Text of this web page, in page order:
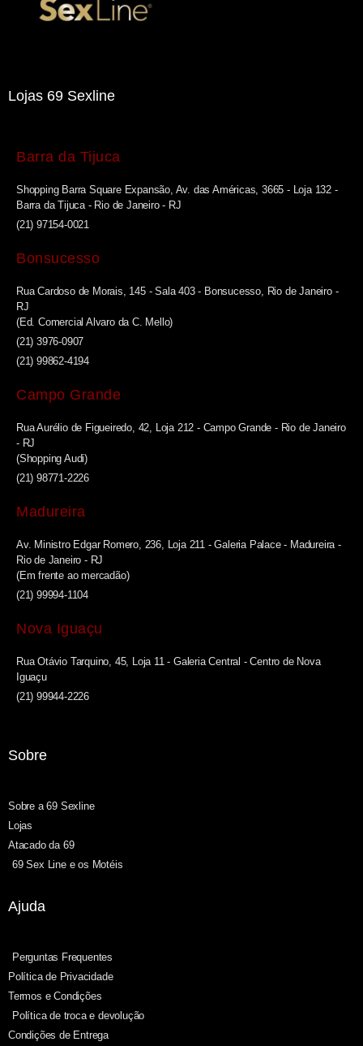
Lojas 69 Sexline
Barra da Tijuca
Shopping Barra Square Expansão, Av. das Américas, 3665 - Loja 132 -
Barra da Tijuca - Rio de Janeiro - RJ
(21) 97154-0021
Bonsucesso
Rua Cardoso de Morais, 145 - Sala 403 - Bonsucesso, Rio de Janeiro -
RJ
(Ed. Comercial Alvaro da C. Mello)
(21) 3976-0907
(21) 99862-4194
Campo Grande
Rua Aurélio de Figueiredo, 42, Loja 212 - Campo Grande - Rio de Janeiro
- RJ
(Shopping Audi)
(21) 98771-2226
Madureira
Av. Ministro Edgar Romero, 236, Loja 211 - Galeria Palace - Madureira -
Rio de Janeiro - RJ
(Em frente ao mercadão)
(21) 99994-1104
Nova Iguaçu
Rua Otávio Tarquino, 45, Loja 11 - Galeria Central - Centro de Nova
Iguaçu
(21) 99944-2226
Sobre
Sobre a 69 Sexline
Lojas
Atacado da 69
69 Sex Line e os Motéis
Ajuda
Perguntas Frequentes
Política de Privacidade
Termos e Condições
Política de troca e devolução
Condições de Entrega